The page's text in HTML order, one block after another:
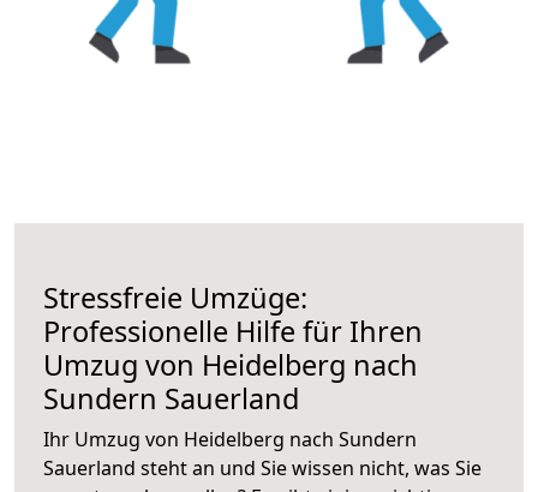
Stressfreie Umzüge:
Professionelle Hilfe für Ihren
Umzug von Heidelberg nach
Sundern Sauerland
Ihr Umzug von Heidelberg nach Sundern
Sauerland steht an und Sie wissen nicht, was Sie